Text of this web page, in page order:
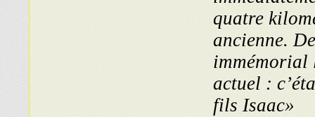
quatre
ancienne.
immémorial
actuel :
fils Isaac»